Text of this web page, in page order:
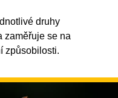
druhy
zaměřuje se na
způsobilosti.